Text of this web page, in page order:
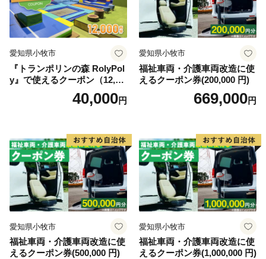
・ワンストップ特例申請書は、ご希望の方に受領証と共
にお送りします。必要情報を記載の上、下記送付先まで
ご返送ください。
[送付先]〒785-0036 高知県須崎市緑町9−27 4F ふるさと
納税サポートセンター あて
【オンラインワンストップ申請】
ジよりお手続きが可能です。
https://mypg.jp/auth/login/
※アカウントの登録が必要になります。
【ワンストップ受付書】
・ワンストップ特例申請書を返送いただき、受理を完了
した段階で、ご登録いただいたメールアドレス宛に受付
完了メールを送信します。
愛知県小牧市
『トランポリンの森 RolyPol
y』で使えるクーポン（12,00
40,000円
愛知県小牧市
福祉車両・介護車両改造に使
えるクーポン券(200,000 円)
669,000円
愛知県小牧市
福祉車両・介護車両改造に使
えるクーポン券(500,000 円)
愛知県小牧市
福祉車両・介護車両改造に使
えるクーポン券(1,000,000 円)